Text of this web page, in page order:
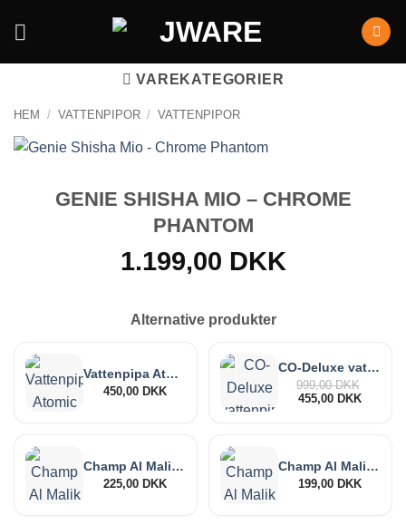
VAREKATEGORIER
HEM / VATTENPIPOR / VATTENPIPOR
GENIE SHISHA MIO – CHROME
PHANTOM
1.199,00 DKK
Alternative produkter
Vattenpipa Atomic Aluminium 47 cm
450,00 DKK
CO-Deluxe vattenpipa 28 cm
999,00DKK
455,00 DKKDet
Champ Al Malik Khouribga vattenpipa 38 cm
225,00 DKK
Champ Al Malik Temara vattenpipa 38 cm
199,00 DKK